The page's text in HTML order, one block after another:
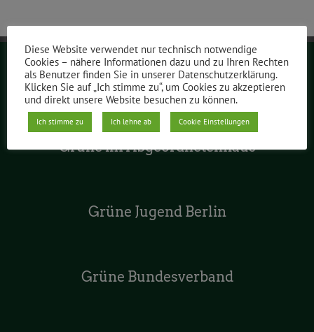
Grüne Berlin
Grüne im Abgeordnetenhaus
Grüne Jugend Berlin
Grüne Bundesverband
Diese Website verwendet nur technisch notwendige
Cookies – nähere Informationen dazu und zu Ihren Rechten
als Benutzer finden Sie in unserer Datenschutzerklärung.
Klicken Sie auf „Ich stimme zu“, um Cookies zu akzeptieren
und direkt unsere Website besuchen zu können.
Ich stimme zu Ich lehne ab Cookie Einstellungen